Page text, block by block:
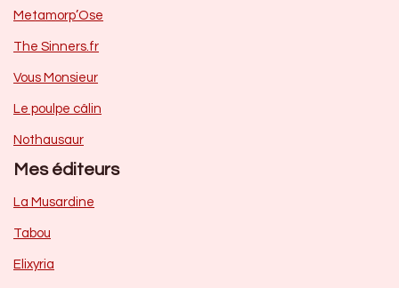
Metamorp’Ose
The Sinners.fr
Vous Monsieur
Le poulpe câlin
Nothausaur
Mes éditeurs
La Musardine
Tabou
Elixyria